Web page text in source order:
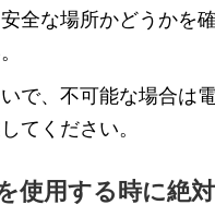
全な場所かどうかを
で、不可能な場合は
てください。
使用する時に絶